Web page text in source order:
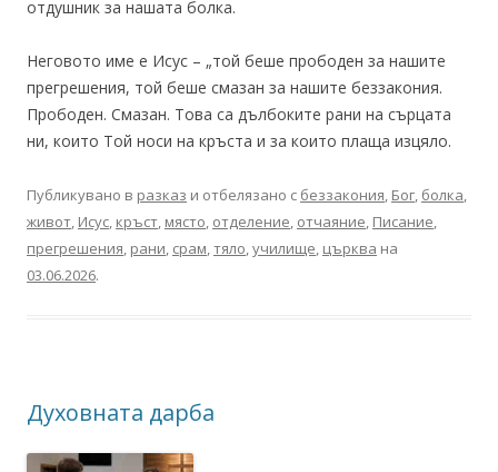
отдушник за нашата болка.
Неговото име е Исус – „той беше прободен за нашите
прегрешения, той беше смазан за нашите беззакония.
Прободен. Смазан. Това са дълбоките рани на сърцата
ни, които Той носи на кръста и за които плаща изцяло.
Публикувано в разказ и отбелязано с беззакония, Бог, болка,
живот, Исус, кръст, място, отделение, отчаяние, Писание,
прегрешения, рани, срам,тяло,училище, църква на
03.06.2026.
Духовната дарба